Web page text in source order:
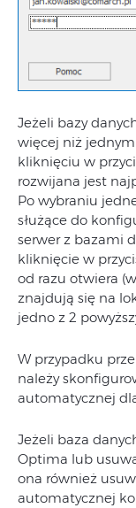
Jeżeli bazy
więcej niż
kliknięciu w
rozwijana jest
Po wybraniu
służące do
serwer z bazami
kliknięcie w
od razu otwiera
znajdują się na
jedno z 2
W przypadku
należy
automatycznej
Jeżeli baza
Optima lub
ona również
automatycznej